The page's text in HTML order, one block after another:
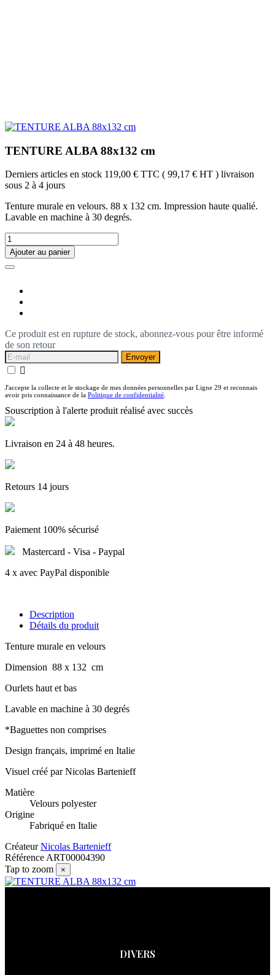
TENTURE ALBA 88x132 cm
Derniers articles en stock 119,00 € TTC ( 99,17 € HT ) livraison
sous 2 à 4 jours
Tenture murale en velours. 88 x 132 cm. Impression haute qualié.
Lavable en machine à 30 degrés.
Ajouter au panier
Ce produit est en rupture de stock, abonnez-vous pour être informé
de son retour
Envoyer

J'accepte la collecte et le stockage de mes données personnelles par Ligne 29 et reconnais
avoir pris connaissance de la Politique de confidentialité.
Souscription à l'alerte produit réalisé avec succès
Livraison en 24 à 48 heures.
Retours 14 jours
Paiement 100% sécurisé
Mastercard - Visa - Paypal
4 x avec PayPal disponible
Description
Détails du produit
Tenture murale en velours
Dimension 88 x 132 cm
Ourlets haut et bas
Lavable en machine à 30 degrés
*Baguettes non comprises
Design français, imprimé en Italie
Visuel créé par Nicolas Bartenieff
Matière
Velours polyester
Origine
Fabriqué en Italie
Créateur Nicolas Bartenieff
RéférenceART00004390
Tap to zoom
×
DIVERS